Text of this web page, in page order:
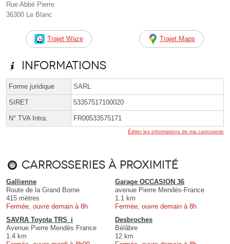
Rue Abbé Pierre
36300 Le Blanc
Trajet Waze Trajet Maps
Informations
Forme juridique SARL
SIRET 53357517100020
N° TVA Intra. FR00533575171
Éditer les informations de ma carrosserie
Carrosseries à proximité
Gallienne
Route de la Grand Borne
415 mètres
Fermée, ouvre demain à 8h
Garage OCCASION 36
avenue Pierre Mendès-France
1.1 km
Fermée, ouvre demain à 8h
SAVRA Toyota TRS_i
Avenue Pierre Mendès France
1.4 km
Desbroches
Bélâbre
12 km